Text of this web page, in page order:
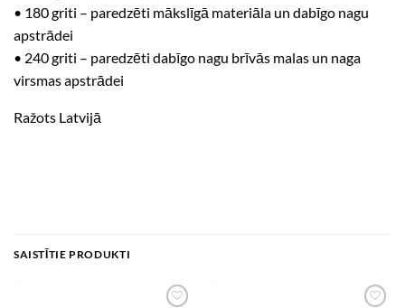
• 180 griti – paredzēti mākslīgā materiāla un dabīgo nagu
apstrādei
• 240 griti – paredzēti dabīgo nagu brīvās malas un naga
virsmas apstrādei
Ražots Latvijā
SAISTĪTIE PRODUKTI